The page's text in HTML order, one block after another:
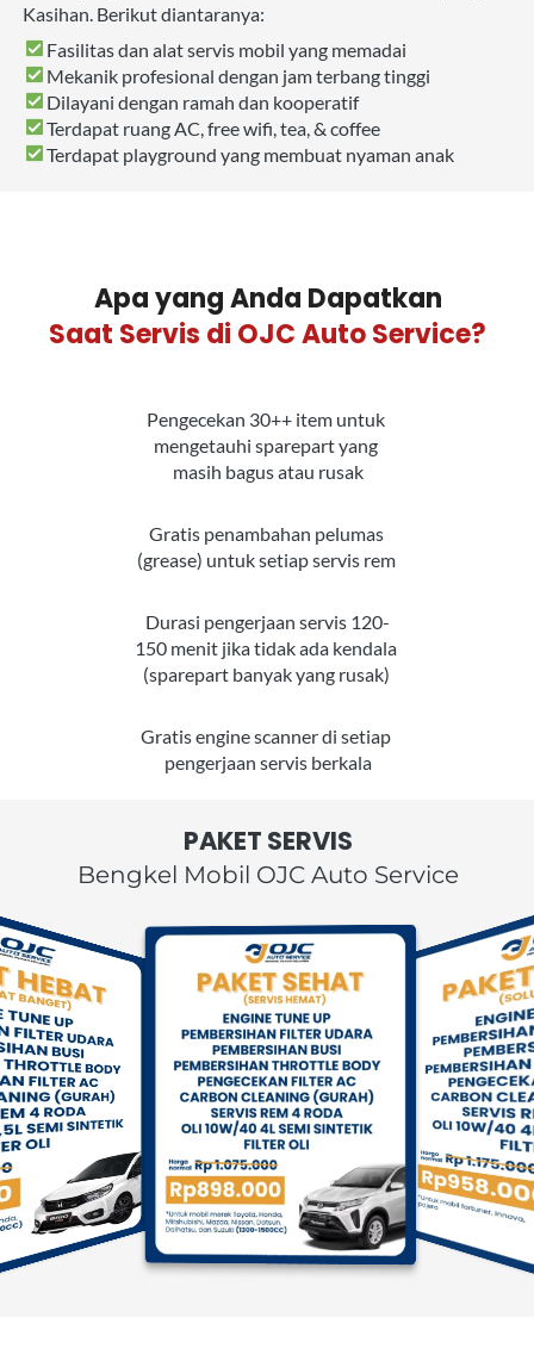
Kasihan. Berikut diantaranya:
Fasilitas dan alat servis mobil yang memadai
Mekanik profesional dengan jam terbang tinggi
Dilayani dengan ramah dan kooperatif
Terdapat ruang AC, free wifi, tea, & coffee
Terdapat playground yang membuat nyaman anak
Apa yang Anda Dapatkan
Saat Servis di OJC Auto Service?
Pengecekan 30++ item untuk
mengetauhi sparepart yang
masih bagus atau rusak
Gratis penambahan pelumas
(grease) untuk setiap servis rem
Durasi pengerjaan servis 120-
150 menit jika tidak ada kendala
(sparepart banyak yang rusak)
Gratis engine scanner di setiap
pengerjaan servis berkala
PAKET SERVIS
Bengkel Mobil OJC Auto Service